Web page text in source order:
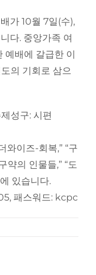
가 10월 7일(수),
다. 중앙가족 여
배에 갈급한 이
의 기회로 삼으
성구: 시편
와이즈-회복,” “구
약의 인물들,” “도
있습니다.
패스워드: kcpc